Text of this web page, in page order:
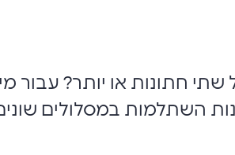
חתונות או יותר? עבור
השתלמות במסלולים